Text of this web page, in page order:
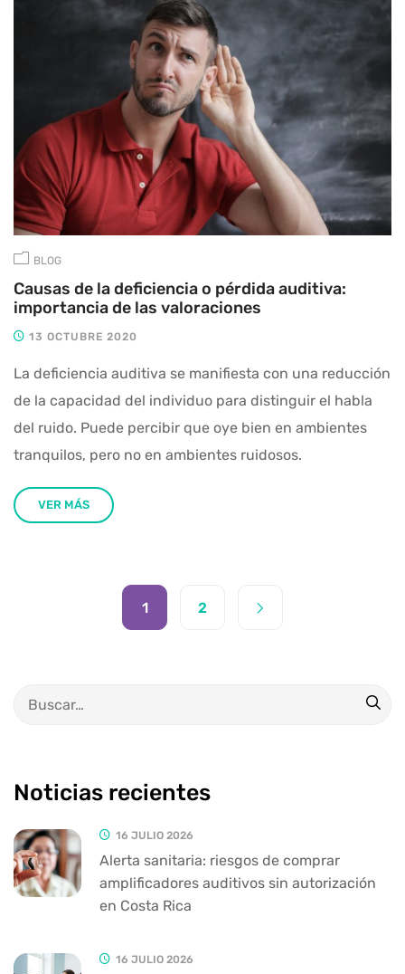
BLOG
Causas de la deficiencia o pérdida auditiva:
importancia de las valoraciones
13 OCTUBRE 2020
La deficiencia auditiva se manifiesta con una reducción
de la capacidad del individuo para distinguir el habla
del ruido. Puede percibir que oye bien en ambientes
tranquilos, pero no en ambientes ruidosos.
VER MÁS
1 2
Noticias recientes
16 JULIO 2026
Alerta sanitaria: riesgos de comprar
amplificadores auditivos sin autorización
en Costa Rica
16 JULIO 2026